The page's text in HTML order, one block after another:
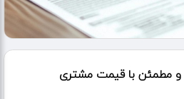
مطمئن با قیمت مشتری